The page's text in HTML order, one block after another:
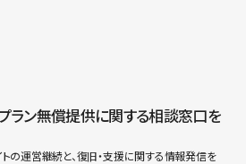
ラン無償提供に関する相談窓口を
の運営継続と、復旧・支援に関する情報発信を